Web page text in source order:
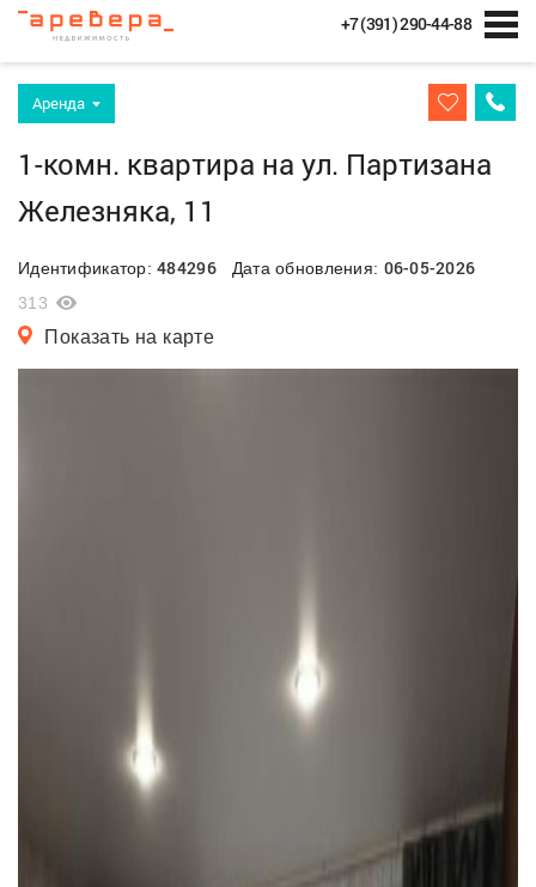
+7 (391) 290-44-88
Аренда
1-комн. квартира на ул. Партизана
Железняка, 11
Идентификатор:484296Дата обновления: 06-05-2026
313
Показать на карте